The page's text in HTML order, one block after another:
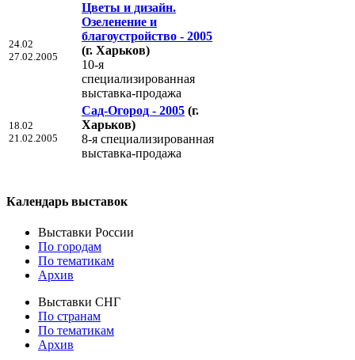
24.02
27.02.2005
Цветы и дизайн.
Озеленение и
благоустройство - 2005
(г. Харьков)
10-я
специализированная
выставка-продажа
18.02
21.02.2005
Сад-Огород - 2005 (г.
Харьков)
8-я специализированная
выставка-продажа
Календарь выставок
Выставки России
По городам
По тематикам
Архив
Выставки СНГ
По странам
По тематикам
Архив